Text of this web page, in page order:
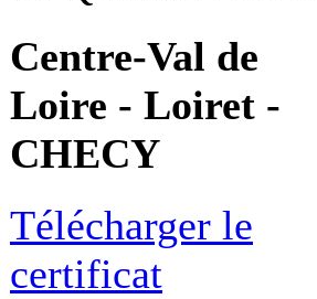
Centre-Val de
Loire - Loiret -
CHECY
Télécharger le
certificat